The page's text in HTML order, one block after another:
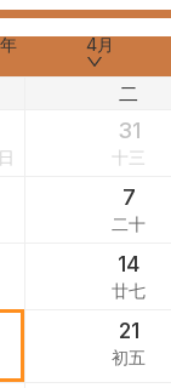
4月
二
31
十三
7
二十
14
廿七
21
初五